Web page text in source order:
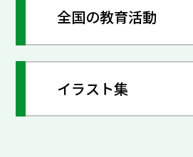
全国の教育活動
イラスト集